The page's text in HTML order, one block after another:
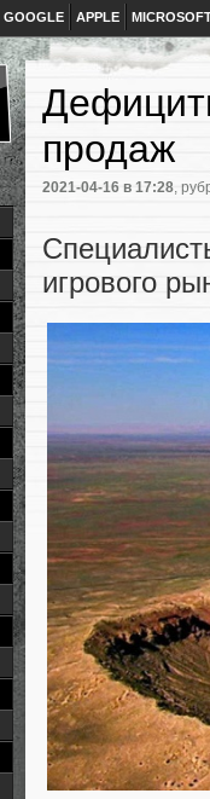
GOOGLE APPLE
продаж
2021-04-16 в 17:28,
игрового